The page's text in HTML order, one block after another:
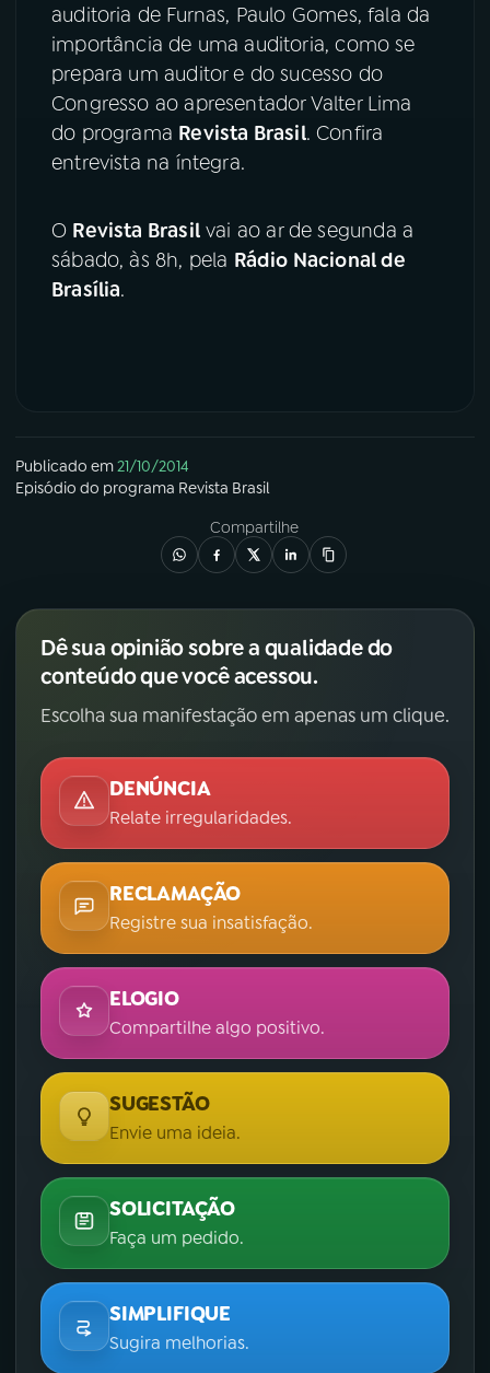
Instagram X
TikTok
auditoria de Furnas, Paulo Gomes, fala da
importância de uma auditoria, como se
prepara um auditor e do sucesso do
Congresso ao apresentador Valter Lima
do programa Revista Brasil. Confira
entrevista na íntegra.
O Revista Brasilvai ao ar de segunda a
sábado, às 8h, pela Rádio Nacional de
Brasília.
Publicado em21/10/2014
Episódio do programa Revista Brasil
Compartilhe
Dê sua opinião sobre a qualidade do
conteúdo que você acessou.
Escolha sua manifestação em apenas um clique.
DENÚNCIA
Relate irregularidades.
RECLAMAÇÃO
Registre sua insatisfação.
ELOGIO
Compartilhe algo positivo.
SUGESTÃO
Envie uma ideia.
SOLICITAÇÃO
Faça um pedido.
SIMPLIFIQUE
Sugira melhorias.